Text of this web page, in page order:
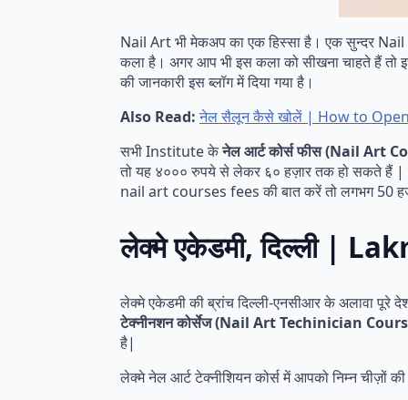
Nail Art भी मेकअप का एक हिस्सा है। एक सुन्दर
कला है। अगर आप भी इस कला को सीखना चाहते हैं
की जानकारी इस ब्लॉग में दिया गया है।
Also Read: नेल सैलून कैसे खोलें | How to
सभी Institute केनेल आर्ट कोर्स फीस (Nail Art
तो यह ४००० रुपये से लेकर ६० हज़ार तक हो सकते हैं |
nail art courses fees की बात करें तो लगभग 50
लेक्मे एकेडमी, दिल्ली |
लेक्मे एकेडमी की ब्रांच दिल्ली-एनसीआर के अलावा
टेक्नीनशन कोर्सेज (Nail Art Techinician
है|
लेक्मे नेल आर्ट टेक्नीशियन कोर्स में आपको निम्न चीज़ों की